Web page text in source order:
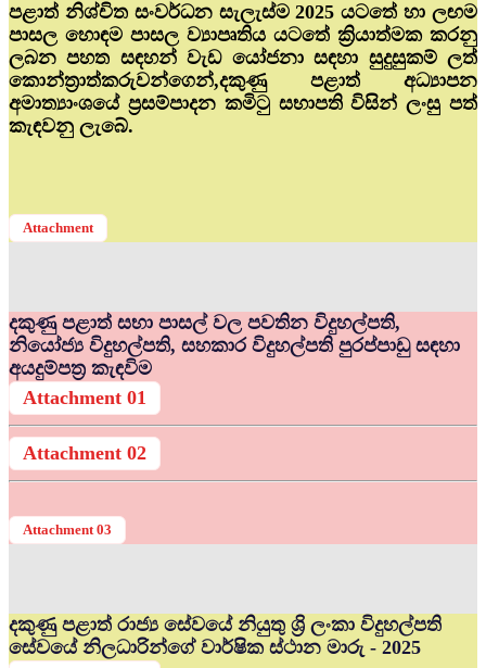
පළාත් නිශ්චිත සංවර්ධන සැලැස්ම 2025 යටතේ හා ලඟම
පාසල හොඳම පාසල ව්‍යාපෘතිය යටතේ ක්‍රියාත්මක කරනු
ලබන පහත සඳහන් වැඩ යෝජනා සඳහා සුදුසුකම් ලත්
කොන්ත්‍රාත්කරුවන්ගෙන්,දකුණු පළාත් අධ්‍යාපන
අමාත්‍යාංශයේ ප්‍රසම්පාදන කමිටු සභාපති විසින් ලංසු පත්
කැඳවනු ලැබේ.
Attachment
දකුණු පළාත් සභා පාසල් වල පවතින විදුහල්පති,
නියෝජ්‍ය විදුහල්පති, සහකාර විදුහල්පති පුරප්පාඩු සඳහා
අයදුම්පත්‍ර කැඳවිම
Attachment 01
Attachment 02
Attachment 03
දකුණු පළාත් රාජ්‍ය සේවයේ නියුතු ශ්‍රි ලංකා විදුහල්පති
සේවයේ නිලධාරින්ගේ වාර්ෂික ස්ථාන මාරු - 2025